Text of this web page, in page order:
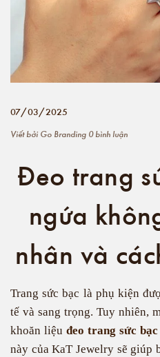
07/03/2025
Viết bởi Go Branding 0 bình luận
Đeo trang
ngứa
nhân và
Trang sức bạc là phụ kiện
tế và sang trọng. Tuy nhiên,
khoăn liệuđeo trang sức
này của KaT Jewelry sẽ giúp